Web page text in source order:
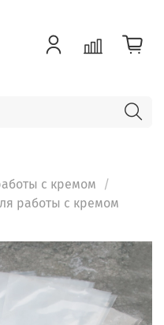
с кремом
работы с кремом